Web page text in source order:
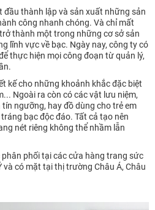
đầu thành lập và sản xuất những sản
công nhanh chóng. Và chỉ mất
thành một trong những cơ sở sản
lĩnh vực về bạc. Ngày nay, công ty có
thực hiện mọi công đoạn từ quản lý,
kế cho những khoảnh khắc đặc biệt
Ngoài ra còn có các vật lưu niệm,
ngưỡng, hay đồ dùng cho trẻ em
bạc độc đáo. Tất cả tạo nên
nét riêng không thể nhầm lẫn
phối tại các cửa hàng trang sức
và có mặt tại thị trường Châu Á, Châu